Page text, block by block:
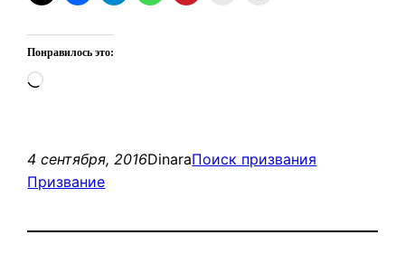
Понравилось это:
Загрузка…
4 сентября, 2016DinaraПоиск призвания
Призвание